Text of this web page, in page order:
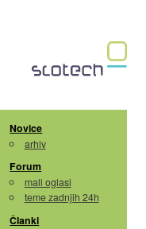
Novice
arhiv
Forum
mali oglasi
teme zadnjih 24h
Članki